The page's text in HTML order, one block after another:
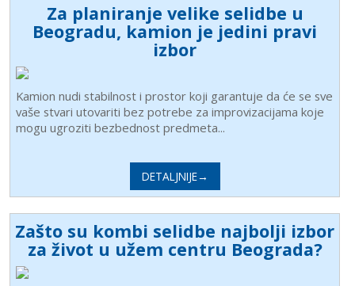
Za planiranje velike selidbe u
Beogradu, kamion je jedini pravi
izbor
Kamion nudi stabilnost i prostor koji garantuje da će se sve
vaše stvari utovariti bez potrebe za improvizacijama koje
mogu ugroziti bezbednost predmeta...
DETALJNIJE→
Zašto su kombi selidbe najbolji izbor
za život u užem centru Beograda?